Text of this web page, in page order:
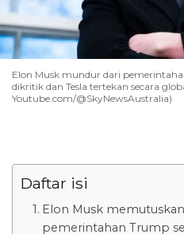
Elon Musk mundur dari
dikritik dan Tesla tertekan secara
Youtube.com/@SkyNewsAustralia)
Daftar isi
Elon Musk
pemerintahan Trump